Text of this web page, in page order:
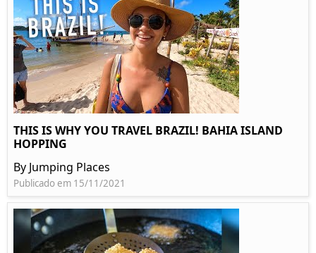
THIS IS WHY YOU TRAVEL BRAZIL! BAHIA ISLAND
HOPPING
By Jumping Places
Publicado em 15/11/2021